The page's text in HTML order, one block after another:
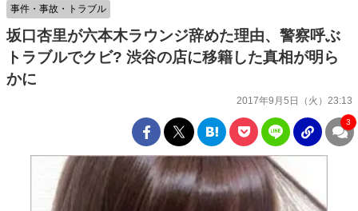
坂口杏里が六本木ラウンジ辞めた理由、警察呼ぶ
トラブルでクビ? 渋谷の店に移籍した真相が明ら
かに
2017年9月5日（火）23:13
事件・事故・トラブル
3